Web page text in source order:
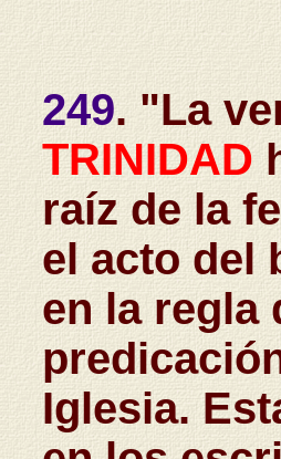
249. "La
TRINIDAD
raíz de la
el acto del
en la regla
Iglesia.